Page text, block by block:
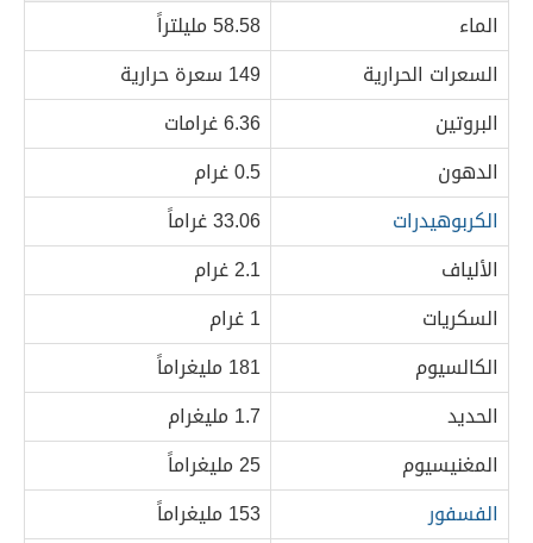
الماء
58.58 مليلتراً
السعرات الحرارية
149 سعرة حرارية
البروتين
6.36 غرامات
الدهون
0.5 غرام
الكربوهيدرات
33.06 غراماً
الألياف
2.1 غرام
السكريات
1 غرام
الكالسيوم
181 مليغراماً
الحديد
1.7 مليغرام
المغنيسيوم
25 مليغراماً
الفسفور
153 مليغراماً